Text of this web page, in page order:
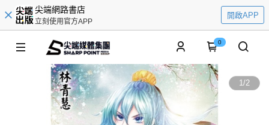
尖端網路書店
立刻使用官方APP
開啟APP
0
1/2